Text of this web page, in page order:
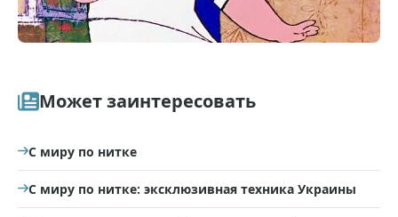
Может заинтересовать
С миру по нитке
С миру по нитке: эксклюзивная техника Украины